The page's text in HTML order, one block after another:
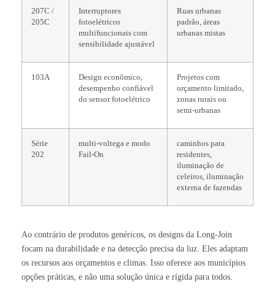
207C /
205C
Interruptores
fotoelétricos
multifuncionais com
sensibilidade ajustável
Ruas urbanas
padrão, áreas
urbanas mistas
103A
Design econômico,
desempenho confiável
do sensor fotoelétrico
Projetos com
orçamento limitado,
zonas rurais ou
semi-urbanas
Série
202
multi-voltega e modo
Fail-On
caminhos para
residentes,
iluminação de
celeiros, iluminação
externa de fazendas
Ao contrário de produtos genéricos, os designs da Long-Join
focam na durabilidade e na detecção precisa da luz. Eles adaptam
os recursos aos orçamentos e climas. Isso oferece aos municípios
opções práticas, e não uma solução única e rígida para todos.